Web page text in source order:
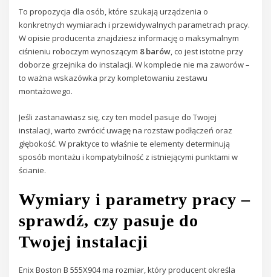
To propozycja dla osób, które szukają urządzenia o
konkretnych wymiarach i przewidywalnych parametrach pracy.
W opisie producenta znajdziesz informację o maksymalnym
ciśnieniu roboczym wynoszącym 8 barów, co jest istotne przy
doborze grzejnika do instalacji. W komplecie nie ma zaworów –
to ważna wskazówka przy kompletowaniu zestawu
montażowego.
Jeśli zastanawiasz się, czy ten model pasuje do Twojej
instalacji, warto zwrócić uwagę na rozstaw podłączeń oraz
głębokość. W praktyce to właśnie te elementy determinują
sposób montażu i kompatybilność z istniejącymi punktami w
ścianie.
Wymiary i parametry pracy –
sprawdź, czy pasuje do
Twojej instalacji
Enix Boston B 555X904 ma rozmiar, który producent określa